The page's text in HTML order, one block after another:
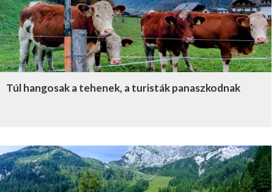
Túl hangosak a tehenek, a turisták panaszkodnak